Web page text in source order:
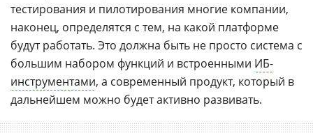
тестирования и пилотирования многие компании,
наконец, определятся с тем, на какой платформе
будут работать. Это должна быть не просто система с
большим набором функций и встроенными ИБ-
инструментами, а современный продукт, который в
дальнейшем можно будет активно развивать.